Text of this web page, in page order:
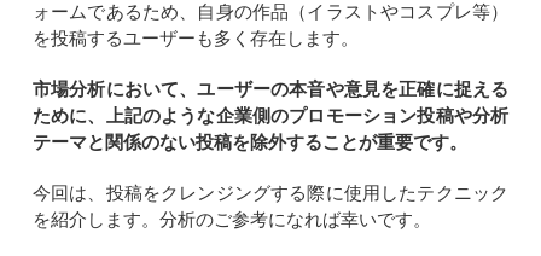
ォームであるため、自身の作品（イラストやコスプレ等）
を投稿するユーザーも多く存在します。
市場分析において、ユーザーの本音や意見を正確に捉える
ために、上記のような企業側のプロモーション投稿や分析
テーマと関係のない投稿を除外することが重要です。
今回は、投稿をクレンジングする際に使用したテクニック
を紹介します。分析のご参考になれば幸いです。